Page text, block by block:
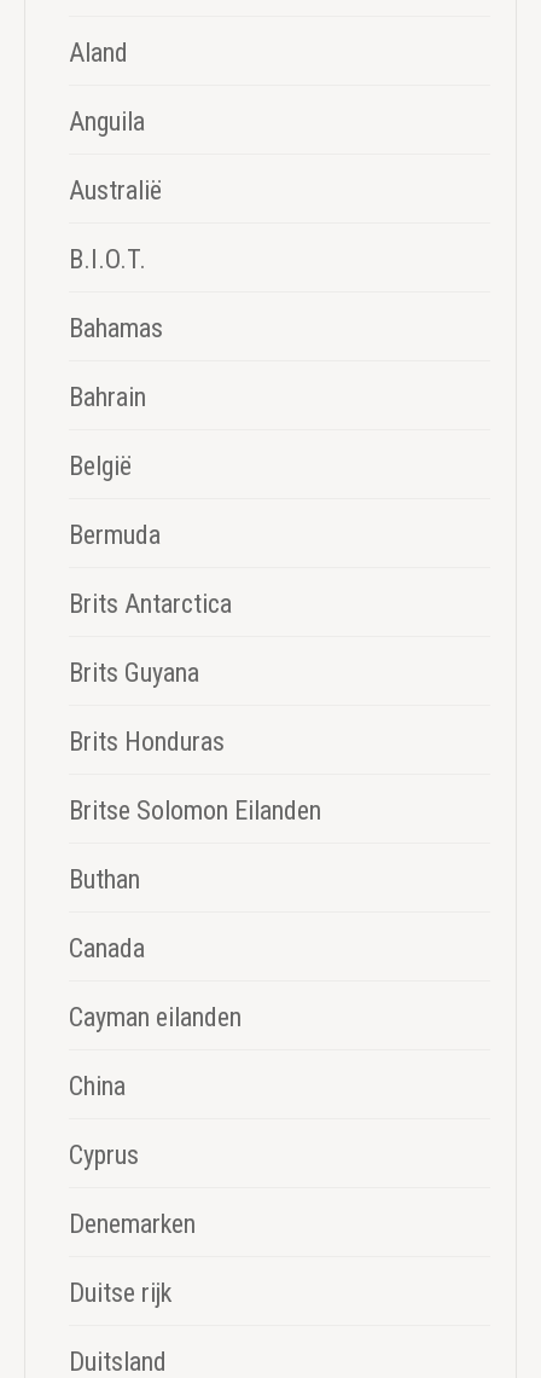
Aland
Anguila
Australië
B.I.O.T.
Bahamas
Bahrain
België
Bermuda
Brits Antarctica
Brits Guyana
Brits Honduras
Britse Solomon Eilanden
Buthan
Canada
Cayman eilanden
China
Cyprus
Denemarken
Duitse rijk
Duitsland